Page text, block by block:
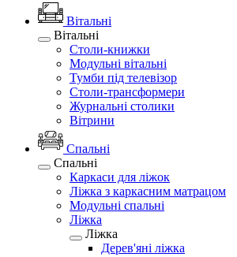
Вітальні
Вітальні
Столи-книжки
Модульні вітальні
Тумби під телевізор
Столи-трансформери
Журнальні столики
Вітрини
Спальні
Спальні
Каркаси для ліжок
Ліжка з каркасним матрацом
Модульні спальні
Ліжка
Ліжка
Дерев'яні ліжка